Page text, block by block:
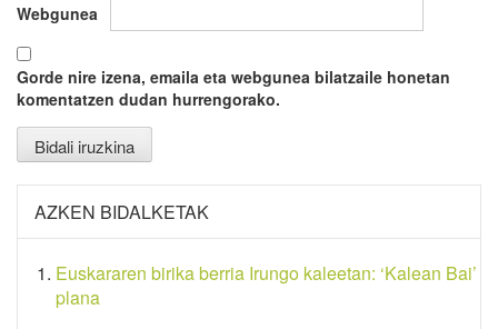
Webgunea
Gorde nire izena, emaila eta webgunea bilatzaile honetan
komentatzen dudan hurrengorako.
AZKEN BIDALKETAK
Euskararen birika berria Irungo kaleetan: ‘Kalean Bai’
plana